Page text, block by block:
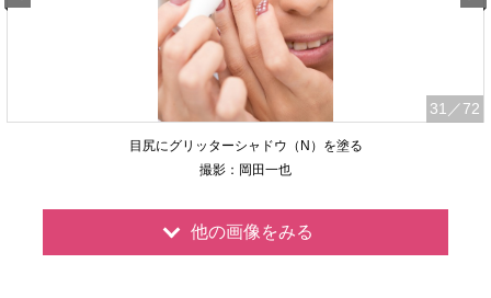
31 ／72
目尻にグリッターシャドウ（N）を塗る
撮影：岡田一也
他の画像をみる